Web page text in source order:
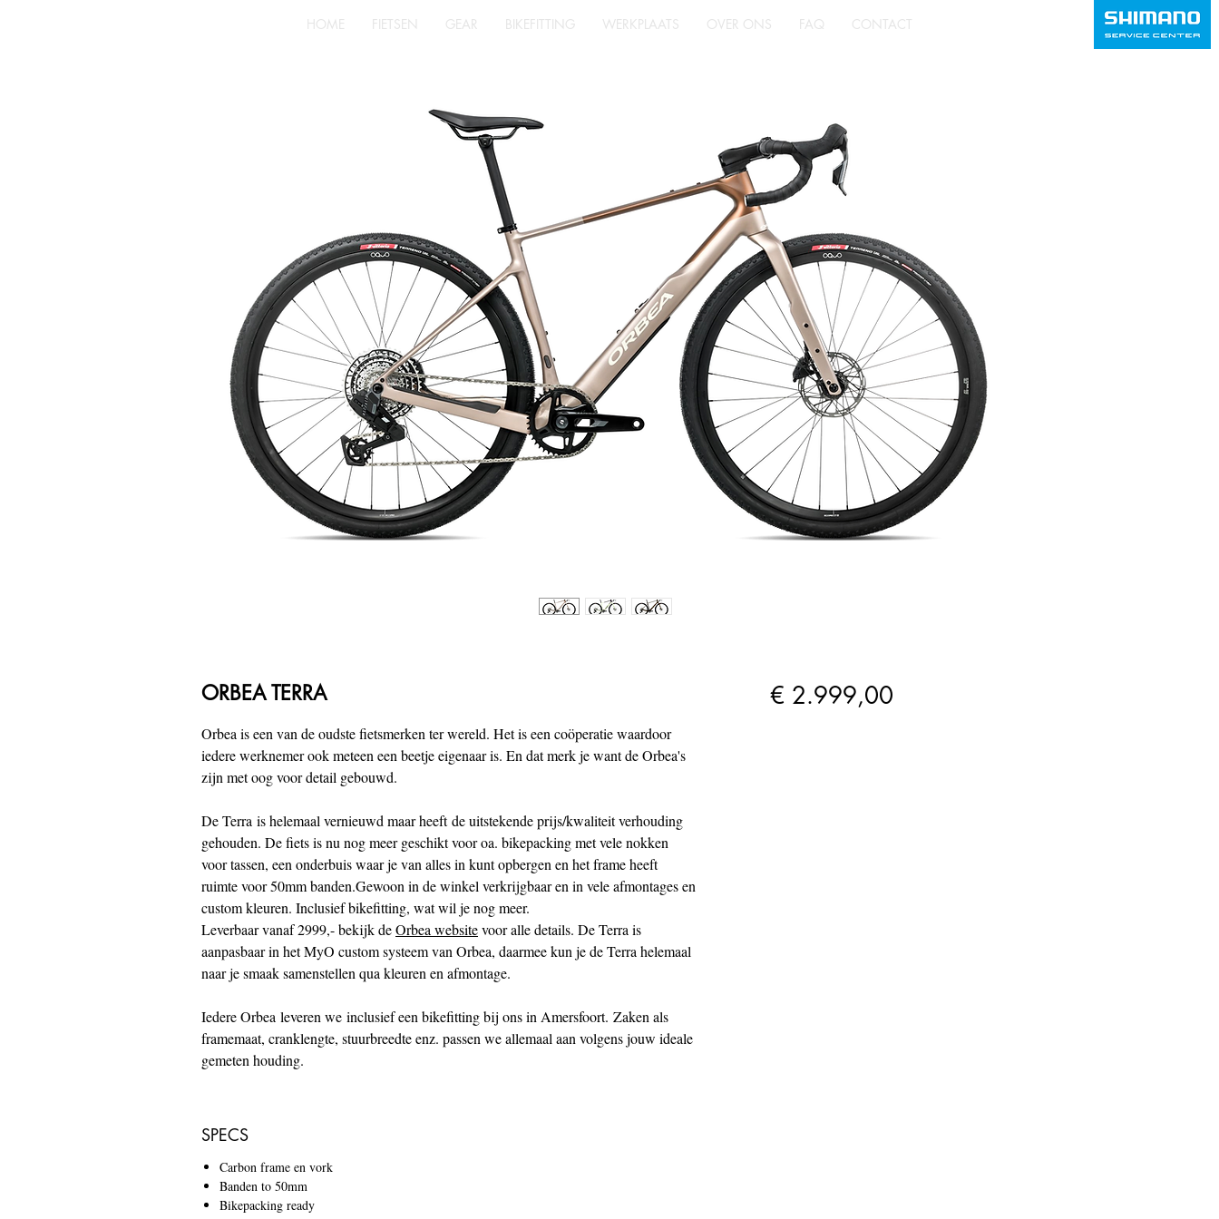
HOME FIETSEN GEAR BIKEFITTING WERKPLAATS OVER ONS FAQ CONTACT
ORBEA TERRA
Orbea is een van de oudste fietsmerken ter wereld. Het is een coöperatie waardoor
iedere werknemer ook meteen een beetje eigenaar is. En dat merk je want de Orbea's
zijn met oog voor detail gebouwd.
De Terra is helemaal vernieuwd maar heeft de uitstekende prijs/kwaliteit verhouding
gehouden. De fiets is nu nog meer geschikt voor oa. bikepacking met vele nokken
voor tassen, een onderbuis waar je van alles in kunt opbergen en het frame heeft
ruimte voor 50mm banden.Gewoon in de winkel verkrijgbaar en in vele afmontages en
custom kleuren. Inclusief bikefitting, wat wil je nog meer.
Leverbaar vanaf 2999,- bekijk deOrbea websitevoor alle details. De Terra is
aanpasbaar in het MyO custom systeem van Orbea, daarmee kun je de Terra helemaal
naar je smaak samenstellen qua kleuren en afmontage.
Iedere Orbea leveren we inclusief een bikefitting bij ons in Amersfoort. Zaken als
framemaat, cranklengte, stuurbreedte enz. passen we allemaal aan volgens jouw ideale
gemeten houding.
SPECS
Carbon frame en vork
Banden to 50mm
Bikepacking ready
€ 2.999,00Prijs